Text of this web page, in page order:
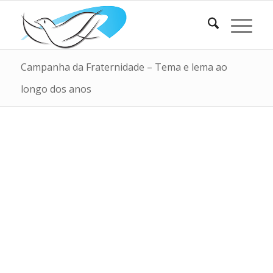
Campanha da Fraternidade – Tema e lema ao
longo dos anos